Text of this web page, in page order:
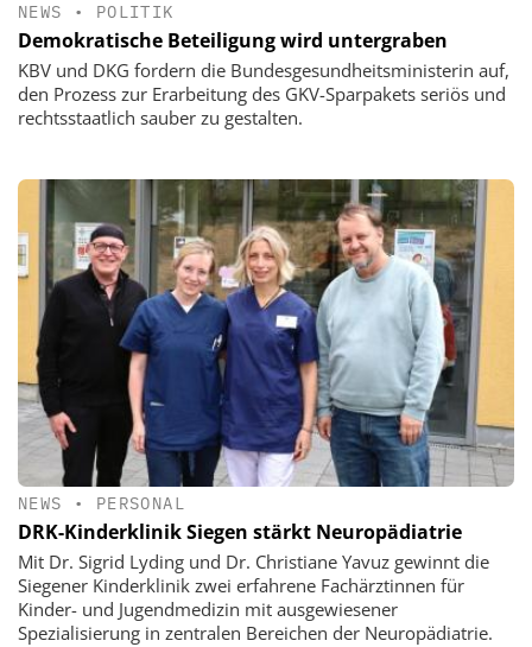
NEWS • POLITIK
Demokratische Beteiligung wird untergraben
KBV und DKG fordern die Bundesgesundheitsministerin auf,
den Prozess zur Erarbeitung des GKV-Sparpakets seriös und
rechtsstaatlich sauber zu gestalten.
NEWS • PERSONAL
DRK-Kinderklinik Siegen stärkt Neuropädiatrie
Mit Dr. Sigrid Lyding und Dr. Christiane Yavuz gewinnt die
Siegener Kinderklinik zwei erfahrene Fachärztinnen für
Kinder- und Jugendmedizin mit ausgewiesener
Spezialisierung in zentralen Bereichen der Neuropädiatrie.